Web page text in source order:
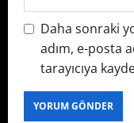
Daha sonraki
adım, e-posta
tarayıcıya